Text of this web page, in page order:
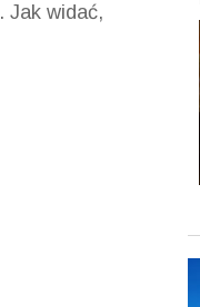
. Jak widać,